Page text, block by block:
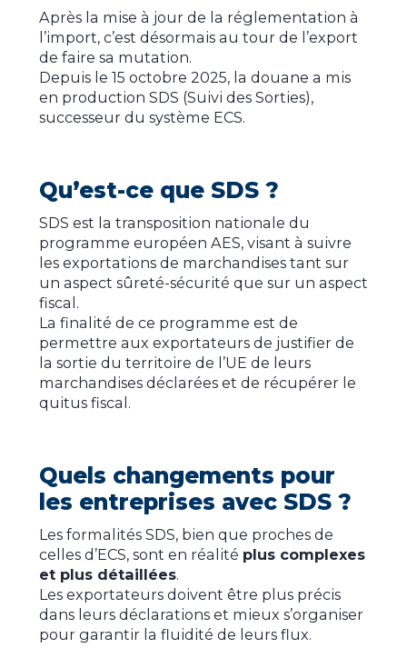
Après la mise à jour de la réglementation à
l’import, c’est désormais au tour de l’export
de faire sa mutation.
Depuis le 15 octobre 2025, la douane a mis
en production SDS (Suivi des Sorties),
successeur du système ECS.
Qu’est-ce que SDS ?
SDS est la transposition nationale du
programme européen AES, visant à suivre
les exportations de marchandises tant sur
un aspect sûreté-sécurité que sur un aspect
fiscal.
La finalité de ce programme est de
permettre aux exportateurs de justifier de
la sortie du territoire de l’UE de leurs
marchandises déclarées et de récupérer le
quitus fiscal.
Quels changements pour
les entreprises avec SDS ?
Les formalités SDS, bien que proches de
celles d’ECS, sont en réalité plus complexes
et plus détaillées.
Les exportateurs doivent être plus précis
dans leurs déclarations et mieux s’organiser
pour garantir la fluidité de leurs flux.